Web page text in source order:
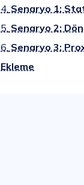
4. Senaryo 1:
5. Senaryo 2:
6. Senaryo 3:
Ekleme